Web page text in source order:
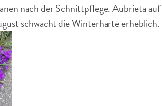
nach der Schnittpflege. Aubrieta auf
schwächt die Winterhärte erheblich.